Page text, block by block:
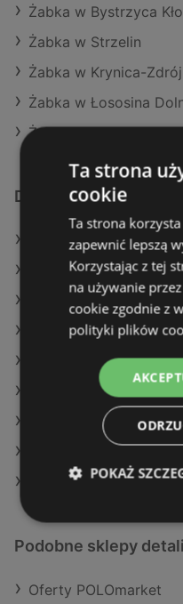
Żabka w Bystrzyca
Żabka w Strzelin
Żabka w Krynica-Zdrój
Żabka w Łososina
Żabka w Branice
Dodatkowe łącza
Oferty Żabka
Oferty POLOmarket
Oferty Delikatesy
Aktualne gazetki
Aktualne gazetki
Aktualne gazetki Dealz
Aktualne gazetki
Sklepy Żabka w
Podobne sklepy
Oferty POLOmarket
Ta strona
cookie
Ta strona
zapewnić lepszą
Korzystając z tej
na używanie
cookie zgodnie z
polityki plików
POKAŻ